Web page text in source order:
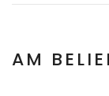
AM